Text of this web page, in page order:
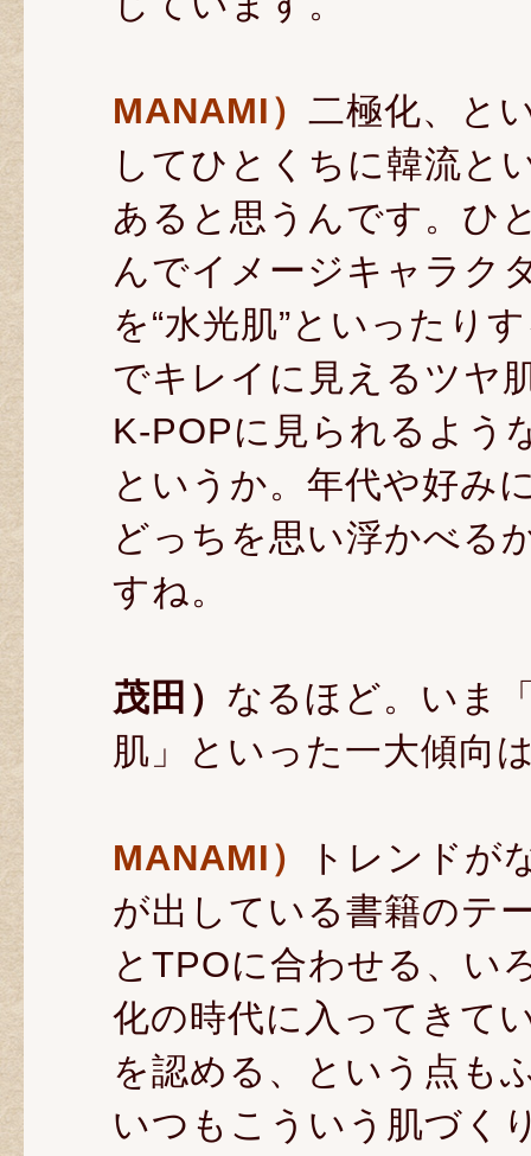
MANAMI） 二極化、と
してひとくちに韓流と
あると思うんです。ひ
んでイメージキャラク
を“水光肌”といったり
でキレイに見えるツヤ
K-POPに見られるよう
というか。年代や好み
どっちを思い浮かべる
すね。
茂田） なるほど。いま
肌」といった一大傾向
MANAMI）
トレンドが
が出している書籍のテ
とTPOに合わせる、い
化の時代に入ってきて
を認める、という点も
いつもこういう肌づく